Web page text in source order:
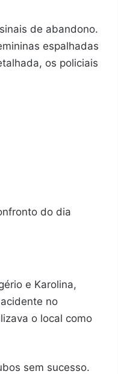
de abandono.
espalhadas
os policiais
do dia
e Karolina,
no
o local como
sem sucesso.